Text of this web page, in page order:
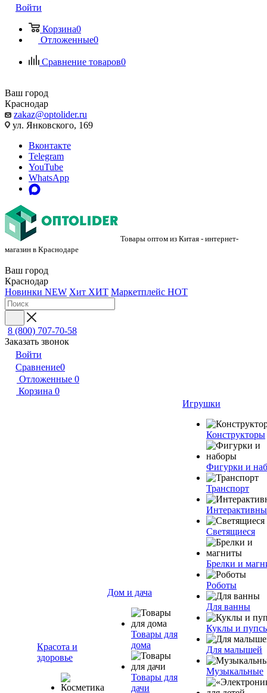
Войти
Корзина0
Отложенные0
Сравнение товаров0
Ваш город
Краснодар
zakaz@optolider.ru
ул. Янковского, 169
Вконтакте
Telegram
YouTube
WhatsApp
Товары оптом из Китая - интернет-
магазин в Краснодаре
Ваш город
Краснодар
Новинки NEW Хит ХИТ Маркетплейс HOT
8 (800) 707-70-58
Заказать звонок
Войти
Сравнение0
Отложенные 0
Корзина 0
Красота и
здоровье
Дом и дача
Товары для
дома
Товары для
дачи
Игрушки
Конструкторы
Фигурки и
Транспорт
Светящиеся
Брелки и
Роботы
Для ванны
Куклы и
Для малышей
Музыкальные